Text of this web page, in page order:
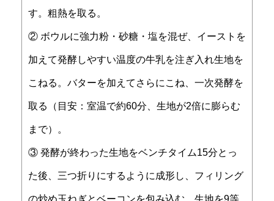
す。粗熱を取る。
② ボウルに強力粉・砂糖・塩を混ぜ、イーストを
加えて発酵しやすい温度の牛乳を注ぎ入れ生地を
こねる。バターを加えてさらにこね、一次発酵を
取る（目安：室温で約60分、生地が2倍に膨らむ
まで）。
③ 発酵が終わった生地をベンチタイム15分とっ
た後、三つ折りにするように成形し、フィリング
の炒め玉ねぎとベーコンを包み込む。生地を9等